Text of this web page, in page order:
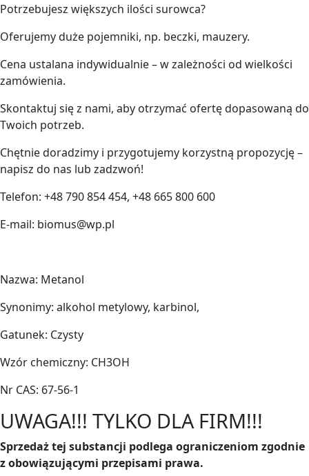
Potrzebujesz większych ilości surowca?
Oferujemy duże pojemniki, np. beczki, mauzery.
Cena ustalana indywidualnie – w zależności od wielkości
zamówienia.
Skontaktuj się z nami, aby otrzymać ofertę dopasowaną do
Twoich potrzeb.
Chętnie doradzimy i przygotujemy korzystną propozycję –
napisz do nas lub zadzwoń!
Telefon: +48 790 854 454, +48 665 800 600
E-mail: biomus@wp.pl
Nazwa: Metanol
Synonimy: alkohol metylowy, karbinol,
Gatunek: Czysty
Wzór chemiczny: CH3OH
Nr CAS: 67-56-1
UWAGA!!! TYLKO DLA FIRM!!!
Sprzedaż tej substancji podlega ograniczeniom zgodnie
z obowiązującymi przepisami prawa.